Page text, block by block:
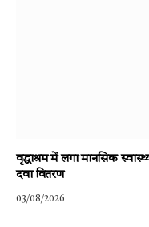
वृद्धाश्रम में लगा मानसिक
दवा वितरण
03/08/2026